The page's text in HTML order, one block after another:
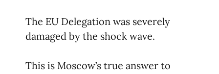
The EU Delegation was severely
damaged by the shock wave.
This is Moscow’s true answer to